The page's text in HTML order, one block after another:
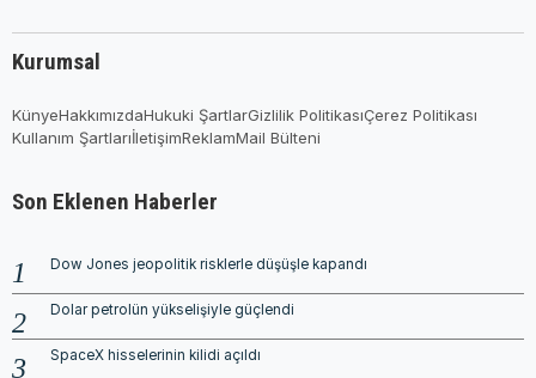
Kurumsal
KünyeHakkımızdaHukuki ŞartlarGizlilik PolitikasıÇerez Politikası
Kullanım ŞartlarıİletişimReklamMail Bülteni
Son Eklenen Haberler
Dow Jones jeopolitik risklerle düşüşle kapandı
Dolar petrolün yükselişiyle güçlendi
SpaceX hisselerinin kilidi açıldı